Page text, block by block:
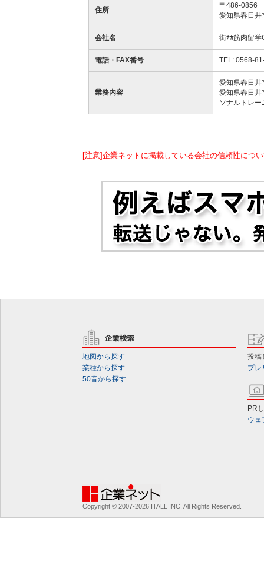
住所
〒486-0856
愛知県春日井
会社名 街ﾅｶ筋肉留学
電話・FAX番号 TEL: 0568-
業務内容
愛知県春日井
愛知県春日井
ソナルトレ
[注意]企業ネットに掲載している会社の信頼性につ
地図から探す
業種から探す
50音から探す
投稿
プレ
PR
ウェ
Copyright © 2007-2026 ITALL INC. All Rights Reserved.